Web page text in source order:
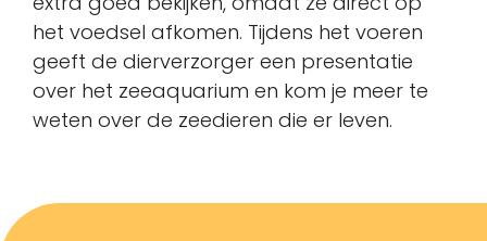
het voedsel afkomen. Tijdens het voeren
geeft de dierverzorger een presentatie
over het zeeaquarium en kom je meer te
weten over de zeedieren die er leven.